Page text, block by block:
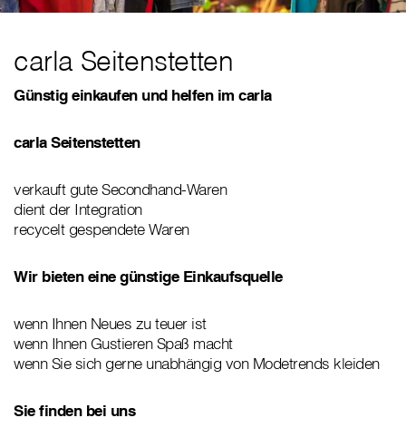
carla Seitenstetten
Günstig einkaufen und helfen im carla
carla Seitenstetten
verkauft gute Secondhand-Waren
dient der Integration
recycelt gespendete Waren
Wir bieten eine günstige Einkaufsquelle
wenn Ihnen Neues zu teuer ist
wenn Ihnen Gustieren Spaß macht
wenn Sie sich gerne unabhängig von Modetrends kleiden
Sie finden bei uns